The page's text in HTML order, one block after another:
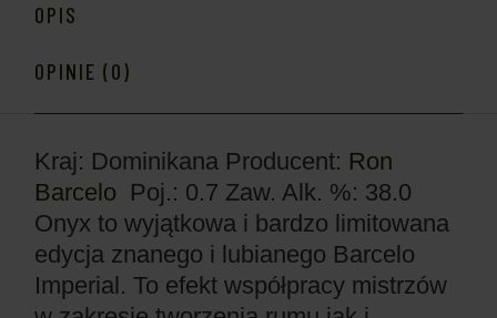
OPIS
OPINIE (0)
Kraj: Dominikana Producent: Ron
Barcelo Poj.: 0.7 Zaw. Alk. %: 38.0
Onyx to wyjątkowa i bardzo limitowana
edycja znanego i lubianego Barcelo
Imperial. To efekt współpracy mistrzów